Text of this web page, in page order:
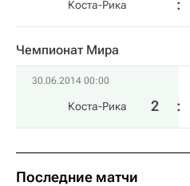
Коста-Рика
Чемпионат Мира
30.06.2014 00:00
Коста-Рика 2 :
Последние матчи